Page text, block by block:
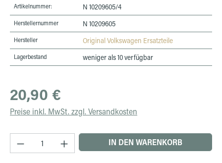
Artikelnummer: N 10209605/4
Herstellernummer N 10209605
Hersteller Original Volkswagen Ersatzteile
Lagerbestand weniger als 10 verfügbar
Regulärer Preis:
20,90 €
Preise inkl. MwSt. zzgl. Versandkosten
Produkt Anzahl: Gib den gewünschten Wert
IN DEN WARENKORB